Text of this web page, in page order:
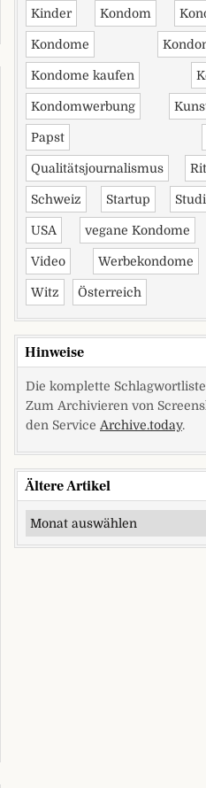
Mystery Box
Kinder Kondom
Kondome
Kondome kaufen
Kondomwerbung
Papst
Qualitätsjournalismus
Schweiz Startup
USA vegane Kondome
Video Werbekondome
Witz Österreich
Hinweise
Die komplette
Zum Archivieren von
den Service Archive.today.
Ältere Artikel
Ältere Artikel